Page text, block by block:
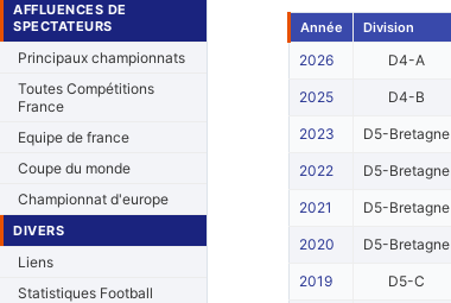
AFFLUENCES DE
SPECTATEURS
Principaux championnats
Toutes Compétitions
France
Equipe de france
Coupe du monde
Championnat d'europe
DIVERS
Liens
Statistiques Football
Année Division
2026 D4-A
2025 D4-B
2023 D5-Bretagne
2022 D5-Bretagne
2021 D5-Bretagne
2020 D5-Bretagne
2019 D5-C